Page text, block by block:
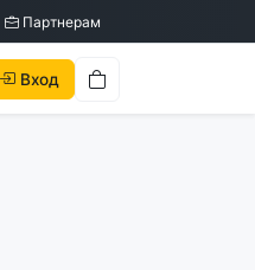
Партнерам
Вход